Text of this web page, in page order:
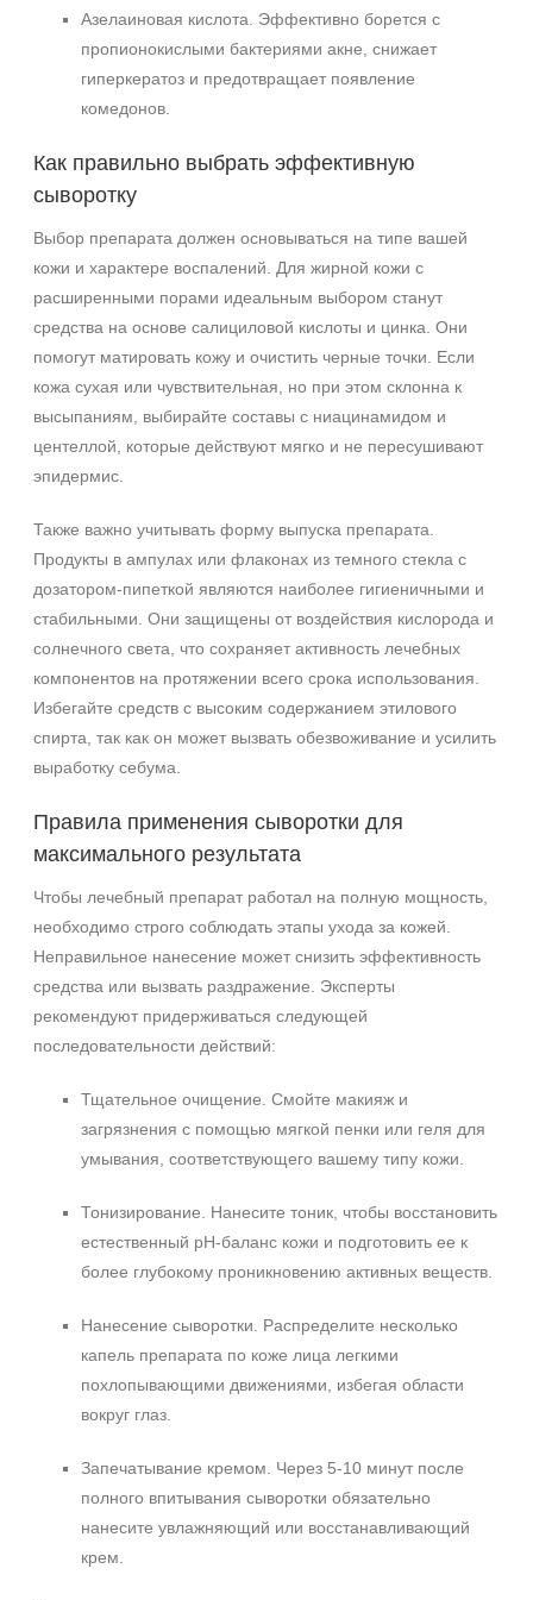
Азелаиновая кислота. Эффективно борется с
пропионокислыми бактериями акне, снижает
гиперкератоз и предотвращает появление
комедонов.
Как правильно выбрать эффективную
сыворотку
Выбор препарата должен основываться на типе вашей
кожи и характере воспалений. Для жирной кожи с
расширенными порами идеальным выбором станут
средства на основе салициловой кислоты и цинка. Они
помогут матировать кожу и очистить черные точки. Если
кожа сухая или чувствительная, но при этом склонна к
высыпаниям, выбирайте составы с ниацинамидом и
центеллой, которые действуют мягко и не пересушивают
эпидермис.
Также важно учитывать форму выпуска препарата.
Продукты в ампулах или флаконах из темного стекла с
дозатором-пипеткой являются наиболее гигиеничными и
стабильными. Они защищены от воздействия кислорода и
солнечного света, что сохраняет активность лечебных
компонентов на протяжении всего срока использования.
Избегайте средств с высоким содержанием этилового
спирта, так как он может вызвать обезвоживание и усилить
выработку себума.
Правила применения сыворотки для
максимального результата
Чтобы лечебный препарат работал на полную мощность,
необходимо строго соблюдать этапы ухода за кожей.
Неправильное нанесение может снизить эффективность
средства или вызвать раздражение. Эксперты
рекомендуют придерживаться следующей
последовательности действий:
Тщательное очищение. Смойте макияж и
загрязнения с помощью мягкой пенки или геля для
умывания, соответствующего вашему типу кожи.
Тонизирование. Нанесите тоник, чтобы восстановить
естественный pH-баланс кожи и подготовить ее к
более глубокому проникновению активных веществ.
Нанесение сыворотки. Распределите несколько
капель препарата по коже лица легкими
похлопывающими движениями, избегая области
вокруг глаз.
Запечатывание кремом. Через 5-10 минут после
полного впитывания сыворотки обязательно
нанесите увлажняющий или восстанавливающий
крем.
+7 (495) 640-58-89
+7 (929) 933-09-89